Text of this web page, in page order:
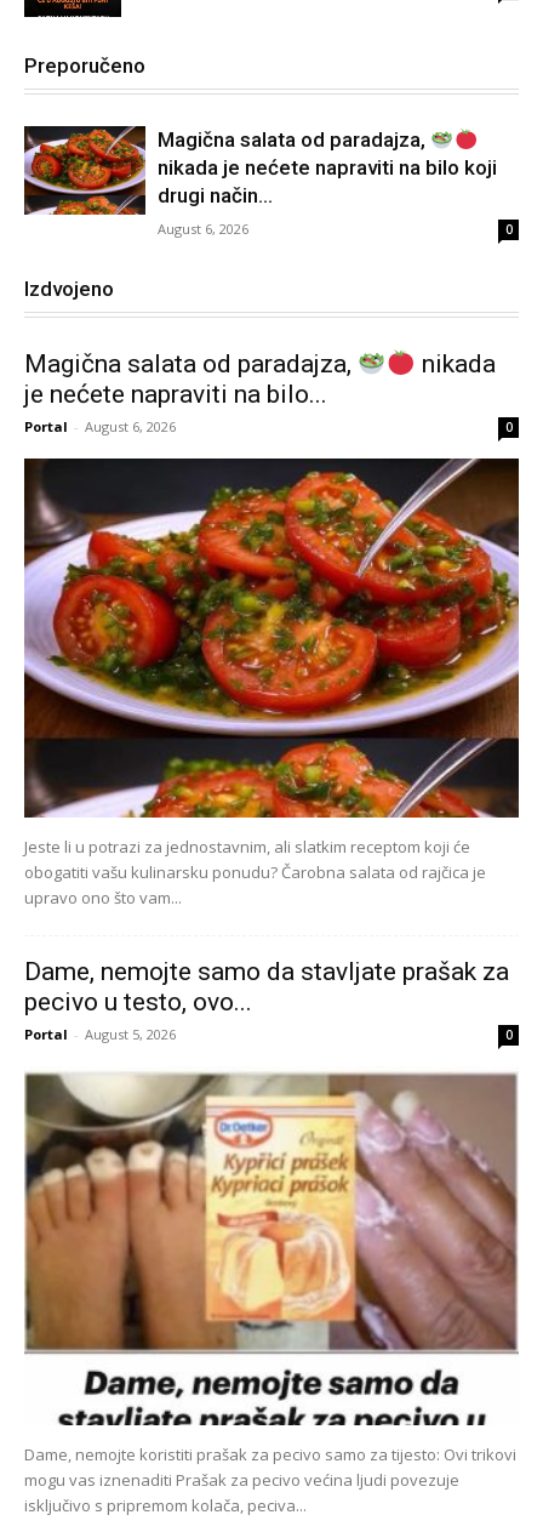
Preporučeno
Magična salata od paradajza,
nikada je nećete napraviti na bilo koji
drugi način…
August 6, 2026 0
Izdvojeno
Magična salata od paradajza,
nikada
je nećete napraviti na bilo...
Portal - August 6, 2026 0
Jeste li u potrazi za jednostavnim, ali slatkim receptom koji će
obogatiti vašu kulinarsku ponudu? Čarobna salata od rajčica je
upravo ono što vam...
Dame, nemojte samo da stavljate prašak za
pecivo u testo, ovo...
Portal - August 5, 2026 0
Dame, nemojte koristiti prašak za pecivo samo za tijesto: Ovi trikovi
mogu vas iznenaditi Prašak za pecivo većina ljudi povezuje
isključivo s pripremom kolača, peciva...